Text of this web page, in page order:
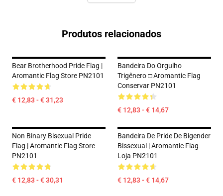
Produtos relacionados
Bear Brotherhood Pride Flag |
Aromantic Flag Store PN2101
€ 12,83 - € 31,23
Bandeira Do Orgulho
Trigênero □ Aromantic Flag
Conservar PN2101
€ 12,83 - € 14,67
Non Binary Bisexual Pride
Flag | Aromantic Flag Store
PN2101
€ 12,83 - € 30,31
Bandeira De Pride De Bigender
Bissexual | Aromantic Flag
Loja PN2101
€ 12,83 - € 14,67